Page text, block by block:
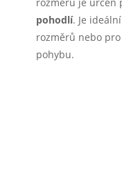
pohodlí. Je
rozměrů nebo
pohybu.